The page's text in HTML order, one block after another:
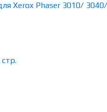
Xerox Phaser 3010/